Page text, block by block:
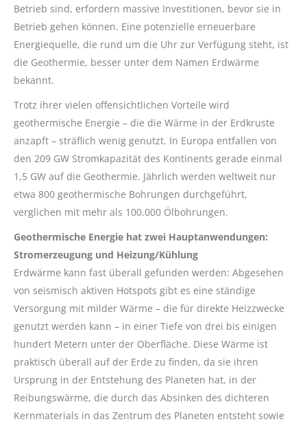
Betrieb sind, erfordern massive Investitionen, bevor sie in
Betrieb gehen können. Eine potenzielle erneuerbare
Energiequelle, die rund um die Uhr zur Verfügung steht, ist
die Geothermie, besser unter dem Namen Erdwärme
bekannt.
Trotz ihrer vielen offensichtlichen Vorteile wird
geothermische Energie – die die Wärme in der Erdkruste
anzapft – sträflich wenig genutzt. In Europa entfallen von
den 209 GW Stromkapazität des Kontinents gerade einmal
1,5 GW auf die Geothermie. Jährlich werden weltweit nur
etwa 800 geothermische Bohrungen durchgeführt,
verglichen mit mehr als 100.000 Ölbohrungen.
Geothermische Energie hat zwei Hauptanwendungen:
Stromerzeugung und Heizung/Kühlung
Erdwärme kann fast überall gefunden werden: Abgesehen
von seismisch aktiven Hotspots gibt es eine ständige
Versorgung mit milder Wärme – die für direkte Heizzwecke
genutzt werden kann – in einer Tiefe von drei bis einigen
hundert Metern unter der Oberfläche. Diese Wärme ist
praktisch überall auf der Erde zu finden, da sie ihren
Ursprung in der Entstehung des Planeten hat, in der
Reibungswärme, die durch das Absinken des dichteren
Kernmaterials in das Zentrum des Planeten entsteht sowie